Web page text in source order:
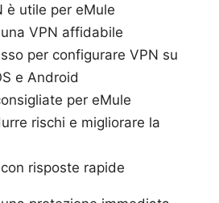
è utile per eMule
VPN affidabile
per configurare VPN su
e Android
per eMule
rischi e migliorare la
risposte rapide